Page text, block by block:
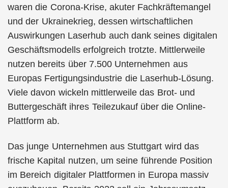
waren die Corona-Krise, akuter Fachkräftemangel
und der Ukrainekrieg, dessen wirtschaftlichen
Auswirkungen Laserhub auch dank seines digitalen
Geschäftsmodells erfolgreich trotzte. Mittlerweile
nutzen bereits über 7.500 Unternehmen aus
Europas Fertigungsindustrie die Laserhub-Lösung.
Viele davon wickeln mittlerweile das Brot- und
Buttergeschäft ihres Teilezukauf über die Online-
Plattform ab.
Das junge Unternehmen aus Stuttgart wird das
frische Kapital nutzen, um seine führende Position
im Bereich digitaler Plattformen in Europa massiv